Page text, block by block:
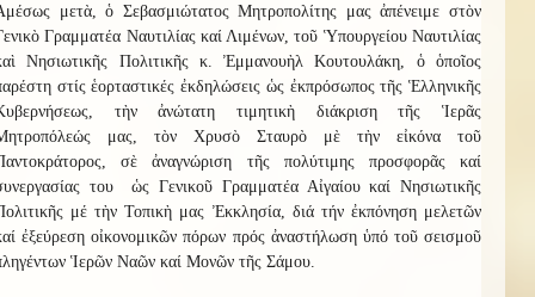
μετὰ, ὁ Σεβασμιώτατος Μητροπολίτης μας ἀπένειμε στὸν
Γραμματέα Ναυτιλίας καί Λιμένων, τοῦ Ὑπουργείου Ναυτιλίας
Νησιωτικῆς Πολιτικῆς κ. Ἐμμανουὴλ Κουτουλάκη, ὁ ὁποῖος
στίς ἑορταστικές ἐκδηλώσεις ὡς ἐκπρόσωπος τῆς Ἑλληνικῆς
τὴν ἀνώτατη τιμητικὴ διάκριση τῆς Ἱερᾶς
μας, τὸν Χρυσὸ Σταυρὸ μὲ τὴν εἰκόνα τοῦ
σὲ ἀναγνώριση τῆς πολύτιμης προσφορᾶς καί
του ὡς Γενικοῦ Γραμματέα Αἰγαίου καί Νησιωτικῆς
μέ τὴν Τοπικὴ μας Ἐκκλησία, διά τήν ἐκπόνηση μελετῶν
ἐξεύρεση οἰκονομικῶν πόρων πρός ἀναστήλωση ὑπό τοῦ σεισμοῦ
Ἱερῶν Ναῶν καί Μονῶν τῆς Σάμου.